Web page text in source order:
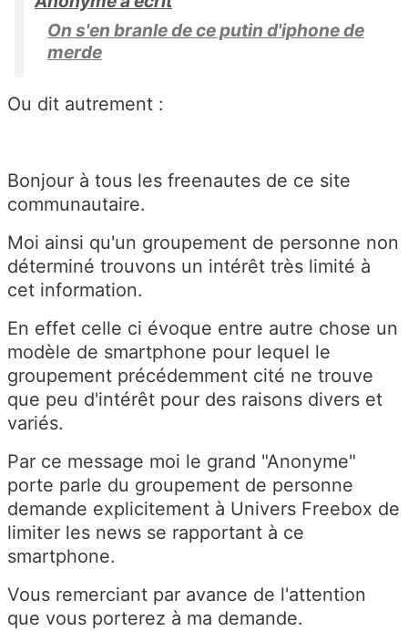
On s'en branle de ce putin d'iphone de
merde
Ou dit autrement :
Bonjour à tous les freenautes de ce site
communautaire.
Moi ainsi qu'un groupement de personne non
déterminé trouvons un intérêt très limité à
cet information.
En effet celle ci évoque entre autre chose un
modèle de smartphone pour lequel le
groupement précédemment cité ne trouve
que peu d'intérêt pour des raisons divers et
variés.
Par ce message moi le grand "Anonyme"
porte parle du groupement de personne
demande explicitement à Univers Freebox de
limiter les news se rapportant à ce
smartphone.
Vous remerciant par avance de l'attention
que vous porterez à ma demande.